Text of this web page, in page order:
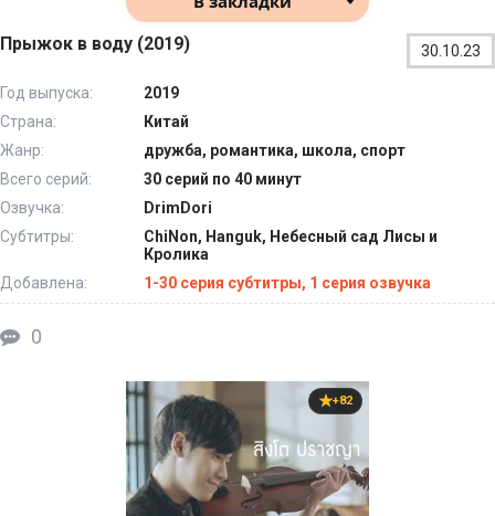
Прыжок в воду (2019) 30.10.23
Год выпуска:
2019
Страна:
Китай
Жанр:
дружба, романтика, школа, спорт
Всего серий:
30 серий по 40 минут
Озвучка:
DrimDori
Субтитры:
ChiNon, Hanguk, Небесный сад Лисы и
Кролика
Добавлена:
1-30 серия субтитры, 1 серия озвучка
0
+82